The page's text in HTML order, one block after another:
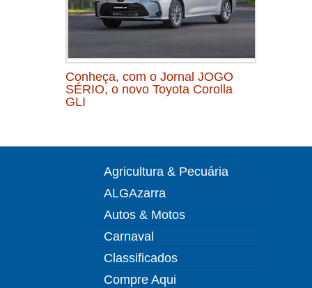
Conheça, com o Jornal JOGO
SÉRIO, o novo Toyota Corolla
GLI
Agricultura & Pecuária
ALGAzarra
Autos & Motos
Carnaval
Classificados
Compre Aqui